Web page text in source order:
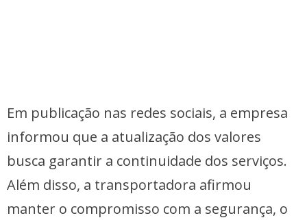
Em publicação nas redes sociais, a empresa
informou que a atualização dos valores
busca garantir a continuidade dos serviços.
Além disso, a transportadora afirmou
manter o compromisso com a segurança, o